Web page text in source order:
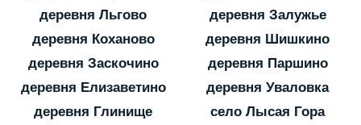
деревня Льгово
деревня Коханово
деревня Заскочино
деревня Елизаветино
деревня Глинище
деревня Залужье
деревня Шишкино
деревня Паршино
деревня Уваловка
село Лысая Гора